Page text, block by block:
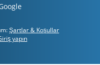
Şartlar & Koşullar
yapın